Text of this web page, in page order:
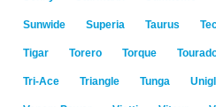
Sunwide Superia Taurus
Tigar Torero Torque
Tri-Ace Triangle Tunga